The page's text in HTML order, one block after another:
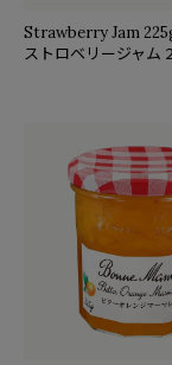
Strawberry Jam
ストロベリージャム